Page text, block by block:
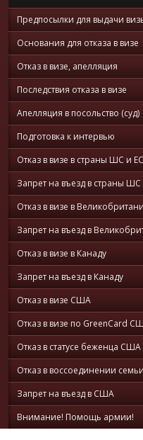
Предпосылки для выдачи
Основания для отказа в визе
Отказ в визе, апелляция
Последствия отказа в визе
Апелляция в посольство (суд)
Подготовка к интервью
Отказ в визе в страны ШС и ЕС
Запрет на въезд в страны ШС
Отказ в визе в
Запрет на въезд в
Отказ в визе в Канаду
Запрет на въезд в Канаду
Отказ в визе США
Отказ в визе по GreenCard
Отказ в статусе беженца США
Отказ в воссоединении
Запрет на въезд в США
Внимание! Помощь армии!